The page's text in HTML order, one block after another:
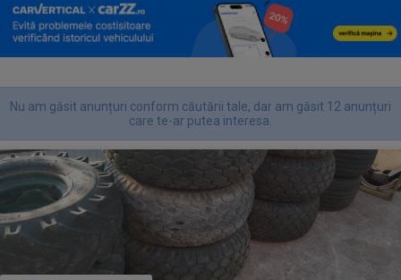
Nu am găsit anunțuri conform căutării tale, dar am găsit 12 anunțuri
care te-ar putea interesa.